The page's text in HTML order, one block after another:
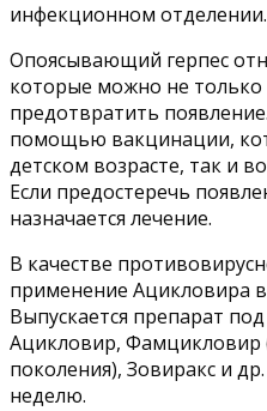
инфекционном отделении.
Опоясывающий герпес
которые можно не
предотвратить
помощью вакцинации,
детском возрасте, так и
Если предостеречь
назначается лечение.
В качестве
применение Ацикловира
Выпускается препарат
Ацикловир, Фамцикловир
поколения), Зовиракс и
неделю.